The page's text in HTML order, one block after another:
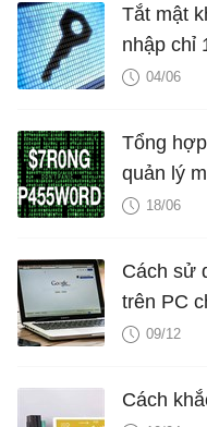
Tắt mật
nhập chỉ
04/06
Tổng
quản lý
18/06
Cách sử
trên PC
09/12
Cách